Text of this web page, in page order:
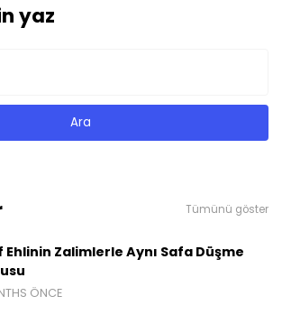
yaz
Tümünü göster
Ehlinin Zalimlerle Aynı Safa Düşme
ÖNCE